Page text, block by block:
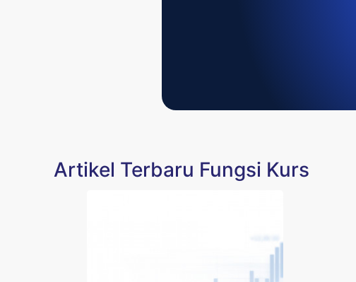
Artikel Terbaru Fungsi Kurs